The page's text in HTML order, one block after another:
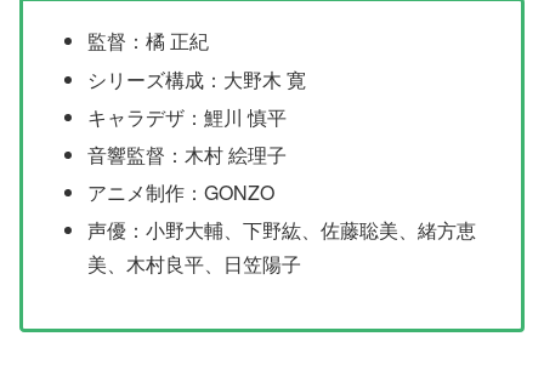
監督：橘 正紀
シリーズ構成：大野木 寛
キャラデザ：鯉川 慎平
音響監督：木村 絵理子
アニメ制作：GONZO
声優：小野大輔、下野紘、佐藤聡美、緒方恵
美、木村良平、日笠陽子